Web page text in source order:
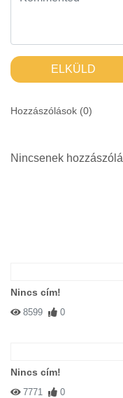
ELKÜLD
Hozzászólások (0)
Nincsenek
Nincs cím!
8599 0
Nincs cím!
7771 0